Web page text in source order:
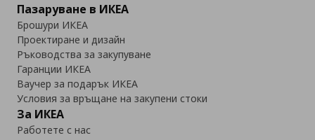
Пазаруване в ИКЕА
Брошури ИКЕА
Проектиране и дизайн
Ръководства за закупуване
Гаранции ИКЕА
Ваучер за подарък ИКЕА
Условия за връщане на закупени стоки
За ИКЕА
Работете с нас